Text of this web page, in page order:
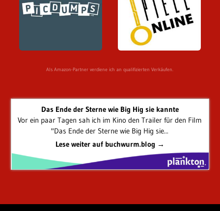
Als Amazon-Partner verdiene ich an qualifizierten Verkäufen.
Das Ende der Sterne wie Big Hig sie kannte
Vor ein paar Tagen sah ich im Kino den Trailer für den Film
"Das Ende der Sterne wie Big Hig sie...
Lese weiter auf buchwurm.blog →